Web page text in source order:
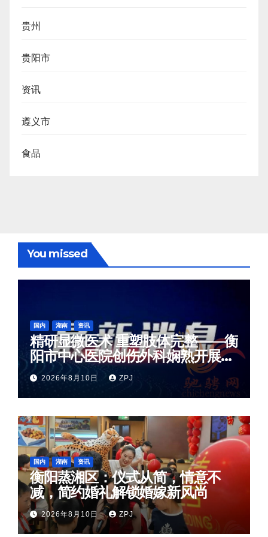
贵州
贵阳市
资讯
遵义市
食品
You missed
国内 湖南 资讯
精研显微医术 重塑肢体完整——衡
阳市中心医院创伤外科娴熟开展各
类高难度显微修复手术
2026年8月10日 ZPJ
国内 湖南 资讯
衡阳蒸湘区：仪式从简，情意不
减，简约婚礼解锁婚嫁新风尚
2026年8月10日 ZPJ